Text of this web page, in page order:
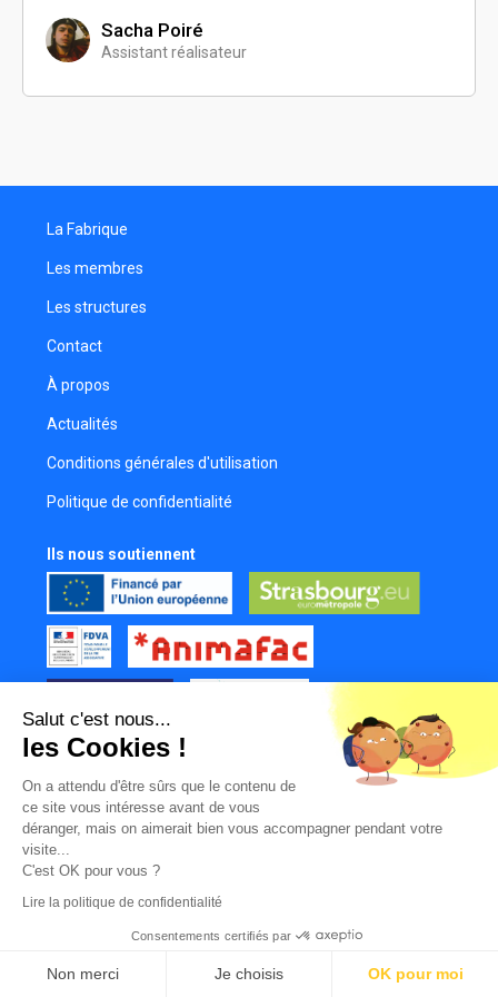
Sacha Poiré
Assistant réalisateur
La Fabrique
Les membres
Les structures
Contact
À propos
Actualités
Conditions générales d'utilisation
Politique de confidentialité
Ils nous soutiennent
Tous nos partenaires
Mur des contributeurs
© LabFilms |
Salut c'est nous...
les Cookies !
On a attendu d'être sûrs que le contenu de
ce site vous intéresse avant de vous
déranger, mais on aimerait bien vous accompagner pendant votre
visite...
C'est OK pour vous ?
Lire la politique de confidentialité
Consentements certifiés par
Non merci Je choisis OK pour moi